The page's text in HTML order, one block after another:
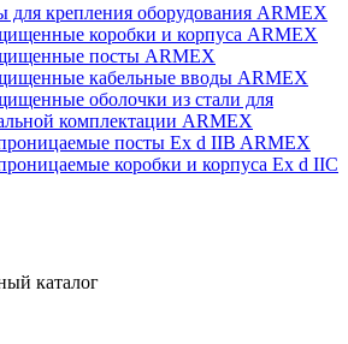
для крепления оборудования ARMEX
коробки и корпуса ARMEX
посты ARMEX
кабельные вводы ARMEX
оболочки из стали для
комплектации ARMEX
посты Ex d IIB ARMEX
коробки и корпуса Ex d IIС
каталог